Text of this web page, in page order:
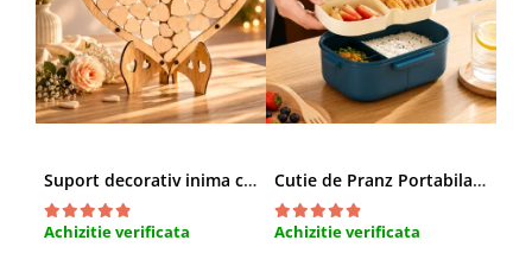
Suport decorativ inima cu mesaje, Cadou cu suflet
Achizitie verificata
Cutie de Pranz Portabila cu Compartimente
Achizitie verificata